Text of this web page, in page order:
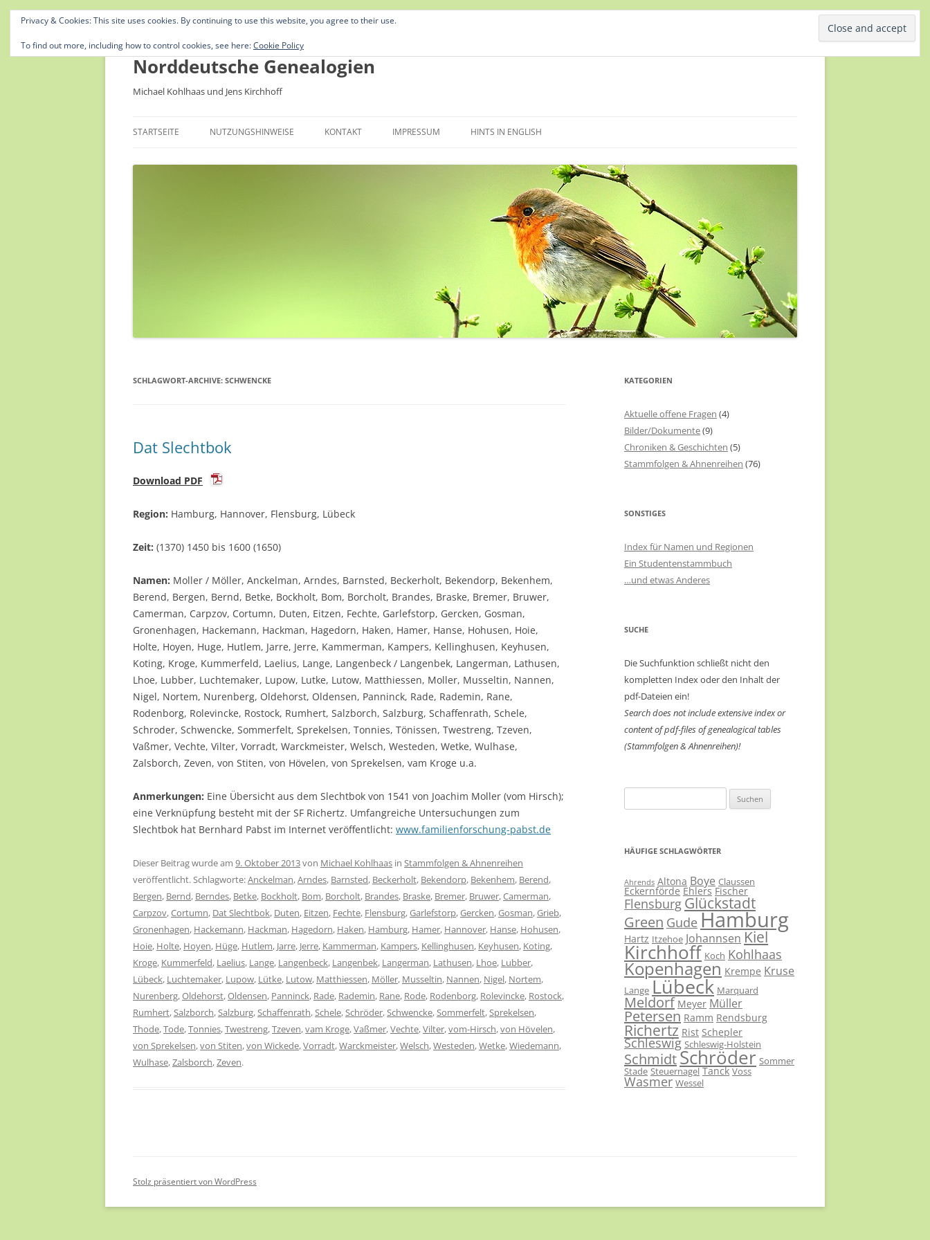
Norddeutsche Genealogien
Michael Kohlhaas und Jens Kirchhoff
Inhalt
STARTSEITE NUTZUNGSHINWEISE KONTAKT IMPRESSUM HINTS IN ENGLISH
SCHLAGWORT-ARCHIVE: SCHWENCKE
Dat Slechtbok
Download PDF
Region: Hamburg, Hannover, Flensburg, Lübeck
Zeit: (1370) 1450 bis 1600 (1650)
Namen: Moller / Möller, Anckelman, Arndes, Barnsted, Beckerholt, Bekendorp, Bekenhem,
Berend, Bergen, Bernd, Betke, Bockholt, Bom, Borcholt, Brandes, Braske, Bremer, Bruwer,
Camerman, Carpzov, Cortumn, Duten, Eitzen, Fechte, Garlefstorp, Gercken, Gosman,
Gronenhagen, Hackemann, Hackman, Hagedorn, Haken, Hamer, Hanse, Hohusen, Hoie,
Holte, Hoyen, Huge, Hutlem, Jarre, Jerre, Kammerman, Kampers, Kellinghusen, Keyhusen,
Koting, Kroge, Kummerfeld, Laelius, Lange, Langenbeck / Langenbek, Langerman, Lathusen,
Lhoe, Lubber, Luchtemaker, Lupow, Lutke, Lutow, Matthiessen, Moller, Musseltin, Nannen,
Nigel, Nortem, Nurenberg, Oldehorst, Oldensen, Panninck, Rade, Rademin, Rane,
Rodenborg, Rolevincke, Rostock, Rumhert, Salzborch, Salzburg, Schaffenrath, Schele,
Schroder, Schwencke, Sommerfelt, Sprekelsen, Tonnies, Tönissen, Twestreng, Tzeven,
Vaßmer, Vechte, Vilter, Vorradt, Warckmeister, Welsch, Westeden, Wetke, Wulhase,
Zalsborch, Zeven, von Stiten, von Hövelen, von Sprekelsen, vam Kroge u.a.
Anmerkungen: Eine Übersicht aus dem Slechtbok von 1541 von Joachim Moller (vom Hirsch);
eine Verknüpfung besteht mit der SF Richertz. Umfangreiche Untersuchungen zum
Slechtbok hat Bernhard Pabst im Internet veröffentlicht: www.familienforschung-pabst.de
Dieser Beitrag wurde am 9. Oktober 2013von Michael Kohlhaas in Stammfolgen & Ahnenreihen
veröffentlicht. Schlagworte:Anckelman,Arndes, Barnsted, Beckerholt, Bekendorp, Bekenhem, Berend,
Bergen, Bernd, Berndes, Betke, Bockholt, Bom, Borcholt, Brandes, Braske, Bremer, Bruwer,Camerman,
Carpzov,Cortumn, Dat Slechtbok, Duten, Eitzen, Fechte, Flensburg,Garlefstorp,Gercken,Gosman,Grieb,
Gronenhagen, Hackemann, Hackman, Hagedorn, Haken, Hamburg, Hamer, Hannover, Hanse, Hohusen,
Hoie, Holte, Hoyen, Hüge, Hutlem, Jarre, Jerre, Kammerman, Kampers, Kellinghusen, Keyhusen, Koting,
Kroge, Kummerfeld, Laelius, Lange, Langenbeck, Langenbek, Langerman, Lathusen, Lhoe, Lubber,
Lübeck, Luchtemaker, Lupow, Lütke, Lutow, Matthiessen, Möller, Musseltin, Nannen, Nigel, Nortem,
Nurenberg,Oldehorst,Oldensen, Panninck, Rade, Rademin, Rane, Rode, Rodenborg, Rolevincke, Rostock,
Rumhert,Salzborch,Salzburg,Schaffenrath,Schele,Schröder,Schwencke,Sommerfelt,Sprekelsen,
Thode,Tode,Tonnies,Twestreng,Tzeven,vam Kroge,Vaßmer,Vechte,Vilter,vom-Hirsch,von Hövelen,
von Sprekelsen,von Stiten,von Wickede,Vorradt,Warckmeister,Welsch,Westeden,Wetke,Wiedemann,
Wulhase,Zalsborch,Zeven.
KATEGORIEN
Aktuelle offene Fragen (4)
Bilder/Dokumente(9)
Chroniken & Geschichten (5)
Stammfolgen & Ahnenreihen (76)
SONSTIGES
Index für Namen und Regionen
Ein Studentenstammbuch
…und etwas Anderes
SUCHE
Die Suchfunktion schließt nicht den
kompletten Index oder den Inhalt der
pdf-Dateien ein!
Search does not include extensive index or
content ofpdf-files of genealogical tables
(Stammfolgen & Ahnenreihen)!
nach:
HÄUFIGE SCHLAGWÖRTER
Ahrends Altona Boye Claussen
Eckernförde Ehlers Fischer
Flensburg Glückstadt
Green Gude Hamburg
Hartz Itzehoe Johannsen Kiel
Kirchhoff Koch Kohlhaas
Kopenhagen Krempe Kruse
Lange Lübeck Marquard
Meldorf Meyer Müller
Petersen Ramm Rendsburg
Richertz Rist Schepler
Schleswig Schleswig-Holstein
SchmidtSchröder Sommer
Stade Steuernagel Tanck Voss
Wasmer Wessel
Stolz präsentiert von WordPress
Privacy & Cookies: This site uses cookies. By continuing to use this website, you agree to their use.
To find out more, including how to control cookies, see here:Cookie Policy